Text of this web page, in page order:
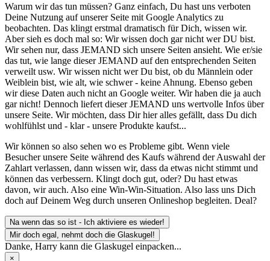
Warum wir das tun müssen? Ganz einfach, Du hast uns verboten
Deine Nutzung auf unserer Seite mit Google Analytics zu
beobachten. Das klingt erstmal dramatisch für Dich, wissen wir.
Aber sieh es doch mal so: Wir wissen doch gar nicht wer DU bist.
Wir sehen nur, dass JEMAND sich unsere Seiten ansieht. Wie er/sie
das tut, wie lange dieser JEMAND auf den entsprechenden Seiten
verweilt usw. Wir wissen nicht wer Du bist, ob du Männlein oder
Weiblein bist, wie alt, wie schwer - keine Ahnung. Ebenso geben
wir diese Daten auch nicht an Google weiter. Wir haben die ja auch
gar nicht! Dennoch liefert dieser JEMAND uns wertvolle Infos über
unsere Seite. Wir möchten, dass Dir hier alles gefällt, dass Du dich
wohlfühlst und - klar - unsere Produkte kaufst...
Wir können so also sehen wo es Probleme gibt. Wenn viele
Besucher unsere Seite während des Kaufs während der Auswahl der
Zahlart verlassen, dann wissen wir, dass da etwas nicht stimmt und
können das verbessern. Klingt doch gut, oder? Du hast etwas
davon, wir auch. Also eine Win-Win-Situation. Also lass uns Dich
doch auf Deinem Weg durch unseren Onlineshop begleiten. Deal?
Na wenn das so ist - Ich aktiviere es wieder!
Mir doch egal, nehmt doch die Glaskugel!
Danke, Harry kann die Glaskugel einpacken...
×